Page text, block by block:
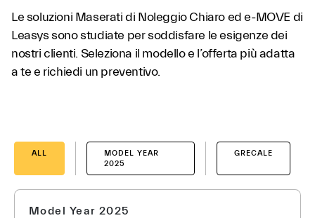
Le soluzioni Maserati di Noleggio Chiaro ed e-MOVE di
Leasys sono studiate per soddisfare le esigenze dei
nostri clienti. Seleziona il modello e l’offerta più adatta
a te e richiedi un preventivo.
ALL
MODEL YEAR
2025
GRECALE
Model Year 2025